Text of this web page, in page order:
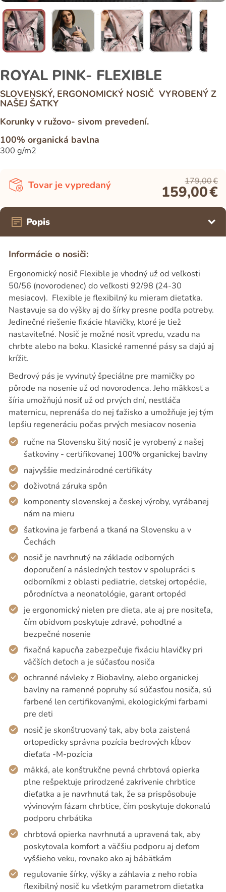
ROYAL PINK- FLEXIBLE
SLOVENSKÝ, ERGONOMICKÝ NOSIČ VYROBENÝ Z
NAŠEJ ŠATKY
Korunky v ružovo- sivom prevedení.
100% organická bavlna
300 g/m2
Tovar je vypredaný 179,00€
159,00€
Popis
Informácie o nosiči:
Ergonomický nosič Flexible je vhodný už od veľkosti
50/56 (novorodenec) do veľkosti 92/98 (24-30
mesiacov). Flexible je flexibilný ku mieram dieťatka.
Nastavuje sa do výšky aj do šírky presne podľa potreby.
Jedinečné riešenie fixácie hlavičky, ktoré je tiež
nastaviteľné. Nosič je možné nosiť vpredu, vzadu na
chrbte alebo na boku. Klasické ramenné pásy sa dajú aj
krížiť.
Bedrový pás je vyvinutý špeciálne pre mamičky po
pôrode na nosenie už od novorodenca. Jeho mäkkosť a
šíria umožňujú nosiť už od prvých dní, nestláča
maternicu, neprenáša do nej ťažisko a umožňuje jej tým
lepšiu regeneráciu počas prvých mesiacov nosenia
ručne na Slovensku šitý nosič je vyrobený z našej
šatkoviny - certifikovanej 100% organickej bavlny
najvyššie medzinárodné certifikáty
doživotná záruka spôn
komponenty slovenskej a českej výroby, vyrábanej
nám na mieru
šatkovina je farbená a tkaná na Slovensku a v
Čechách
nosič je navrhnutý na základe odborných
doporučení a následných testov v spolupráci s
odborníkmi z oblasti pediatrie, detskej ortopédie,
pôrodníctva a neonatológie, garant ortopéd
je ergonomický nielen pre dieťa, ale aj pre nositeľa,
čím obidvom poskytuje zdravé, pohodlné a
bezpečné nosenie
fixačná kapucňa zabezpečuje fixáciu hlavičky pri
väčších deťoch a je súčasťou nosiča
ochranné návleky z Biobavlny, alebo organickej
bavlny na ramenné popruhy sú súčasťou nosiča, sú
farbené len certifikovanými, ekologickými farbami
pre deti
nosič je skonštruovaný tak, aby bola zaistená
ortopedicky správna pozícia bedrových kĺbov
dieťaťa -M-pozícia
mäkká, ale konštrukčne pevná chrbtová opierka
plne rešpektuje prirodzené zakrivenie chrbtice
dieťatka a je navrhnutá tak, že sa prispôsobuje
vývinovým fázam chrbtice, čím poskytuje dokonalú
podporu chrbátika
chrbtová opierka navrhnutá a upravená tak, aby
poskytovala komfort a väčšiu podporu aj deťom
vyššieho veku, rovnako ako aj bábätkám
regulovanie šírky, výšky a záhlavia z neho robia
flexibilný nosič ku všetkým parametrom dieťatka